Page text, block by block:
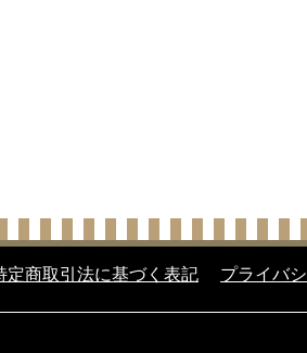
定商取引法に基づく表記 プライバ